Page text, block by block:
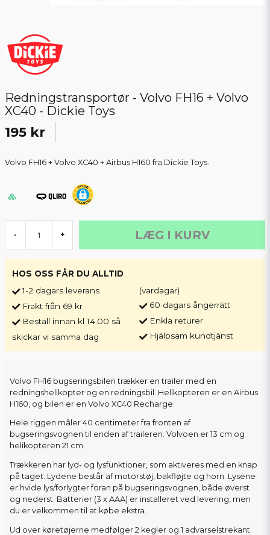
Redningstransportør - Volvo FH16 + Volvo
XC40 - Dickie Toys
195 kr
Volvo FH16 + Volvo XC40 + Airbus H160 fra Dickie Toys.
- + LÆG I KURV
HOS OSS FÅR DU ALLTID
1-2 dagars leverans
Frakt från 69 kr
Beställ innan kl 14.00 så
skickar vi samma dag
(vardagar)
60 dagars ångerrätt
Enkla returer
Hjälpsam kundtjänst
Volvo FH16 bugseringsbilen trækker en trailer med en
redningshelikopter og en redningsbil. Helikopteren er en Airbus
H160, og bilen er en Volvo XC40 Recharge.
Hele riggen måler 40 centimeter fra fronten af
bugseringsvognen til enden af traileren. Volvoen er 13 cm og
helikopteren 21 cm.
Trækkeren har lyd- og lysfunktioner, som aktiveres med en knap
på taget. Lydene består af motorstøj, bakfløjte og horn. Lysene
er hvide lys/forlygter foran på bugseringsvognen, både øverst
og nederst. Batterier (3 x AAA) er installeret ved levering, men
du er velkommen til at købe ekstra.
Ud over køretøjerne medfølger 2 kegler og 1 advarselstrekant.